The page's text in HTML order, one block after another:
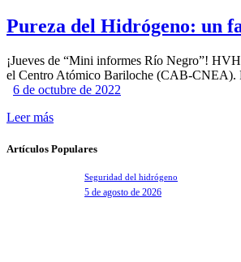
Pureza del Hidrógeno: un
¡Jueves de “Mini informes Río Negro”!
el Centro Atómico Bariloche (CAB-CNEA).
6 de octubre de 2022
Leer más
Artículos Populares
Seguridad del hidrógeno
5 de agosto de 2026